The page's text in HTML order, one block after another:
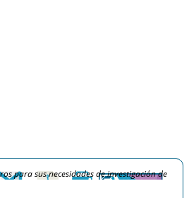
para sus necesidades de investigación de